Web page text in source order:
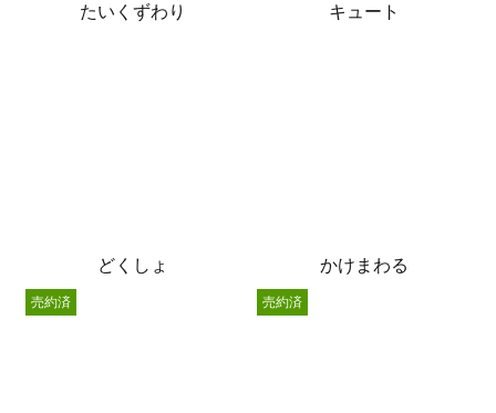
たいくずわり キュート
どくしょ かけまわる
売約済 売約済